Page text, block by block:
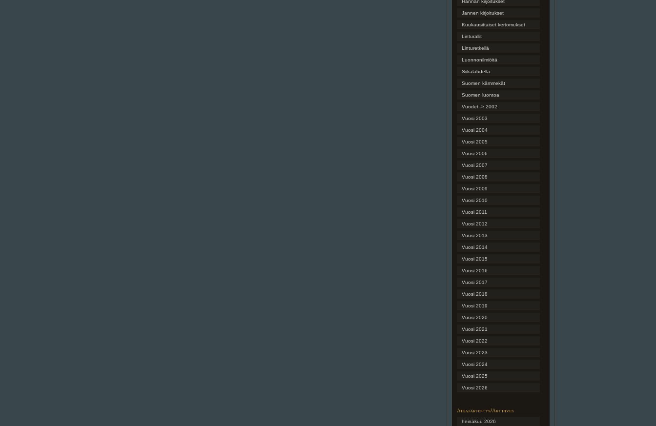
Hannan kirjoitukset
Jannen kirjoitukset
Kuukausittaiset kertomukset
Linturallit
Linturetkellä
Luonnonilmiöitä
Siikalahdella
Suomen kämmekät
Suomen luontoa
Vuodet -> 2002
Vuosi 2003
Vuosi 2004
Vuosi 2005
Vuosi 2006
Vuosi 2007
Vuosi 2008
Vuosi 2009
Vuosi 2010
Vuosi 2011
Vuosi 2012
Vuosi 2013
Vuosi 2014
Vuosi 2015
Vuosi 2016
Vuosi 2017
Vuosi 2018
Vuosi 2019
Vuosi 2020
Vuosi 2021
Vuosi 2022
Vuosi 2023
Vuosi 2024
Vuosi 2025
Vuosi 2026
Aikajärjestys/Archives
heinäkuu 2026